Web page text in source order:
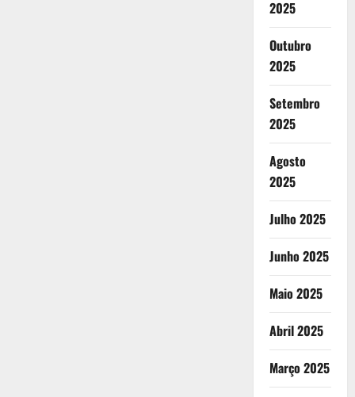
2025
Outubro
2025
Setembro
2025
Agosto
2025
Julho 2025
Junho 2025
Maio 2025
Abril 2025
Março 2025